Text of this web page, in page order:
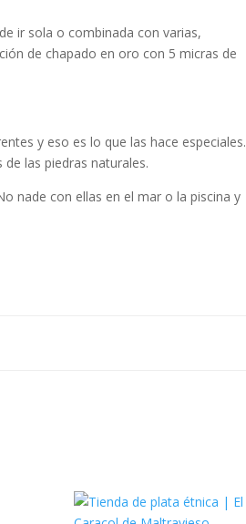
ir sola o combinada con varias,
de chapado en oro con 5 micras de
y eso es lo que las hace especiales.
las piedras naturales.
nade con ellas en el mar o la piscina y